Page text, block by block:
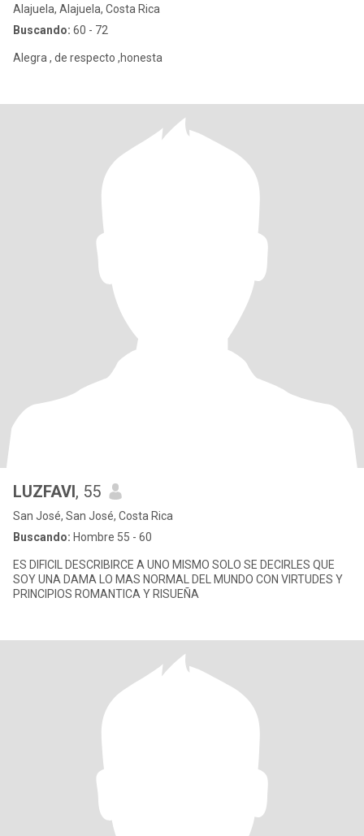
Alajuela, Alajuela, Costa Rica
Buscando: 60 - 72
Alegra , de respecto ,honesta
LUZFAVI, 55
San José, San José, Costa Rica
Buscando: Hombre 55 - 60
ES DIFICIL DESCRIBIRCE A UNO MISMO SOLO SE DECIRLES QUE
SOY UNA DAMA LO MAS NORMAL DEL MUNDO CON VIRTUDES Y
PRINCIPIOS ROMANTICA Y RISUEÑA